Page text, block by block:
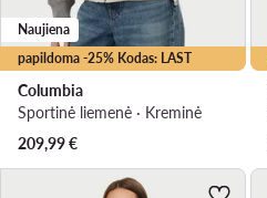
papildoma -25% Kodas: LAST
Naujiena
Columbia
Sportinė liemenė · Kreminė
209,99€